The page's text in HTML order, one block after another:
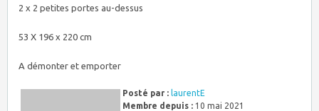
2 x 2 petites portes au-dessus
53 X 196 x 220 cm
A démonter et emporter
Posté par : laurentE
Membre depuis : 10 mai 2021